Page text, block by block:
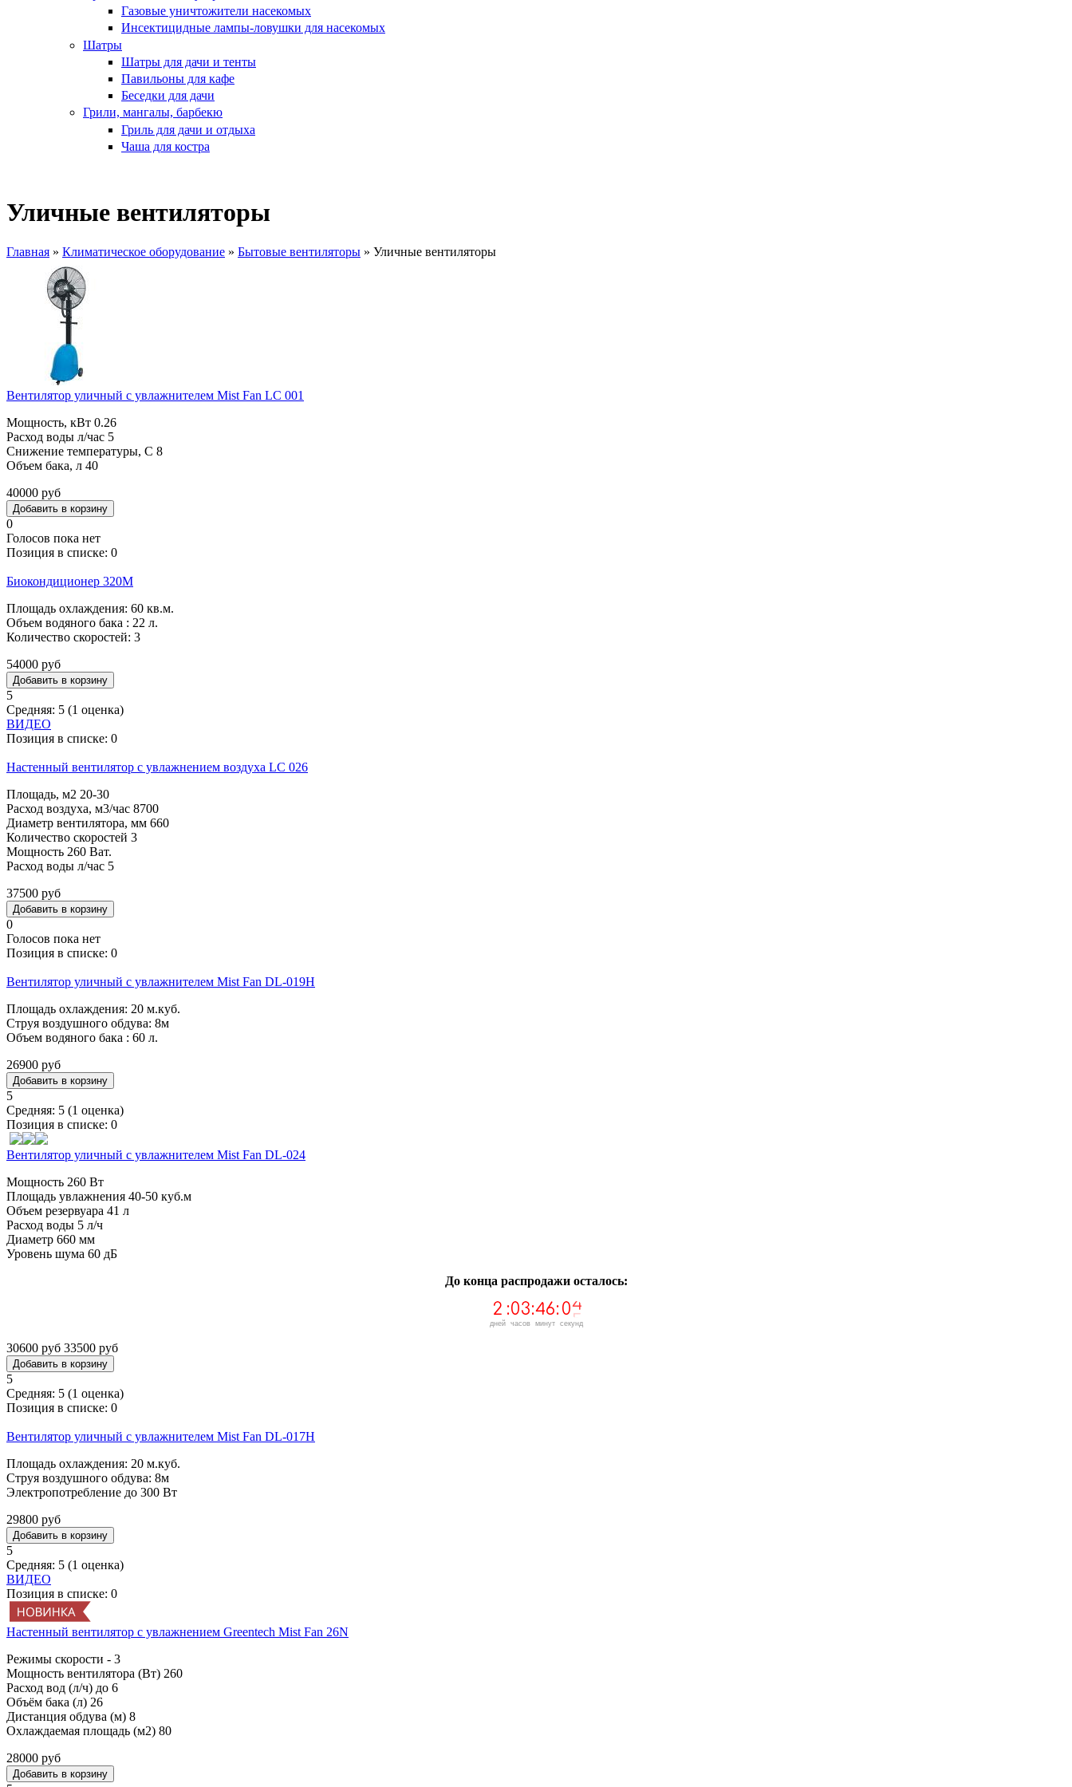
Газовые уничтожители насекомых
Инсектицидные лампы-ловушки для насекомых
Шатры
Шатры для дачи и тенты
Павильоны для кафе
Беседки для дачи
Грили, мангалы, барбекю
Гриль для дачи и отдыха
Чаша для костра
Уличные вентиляторы
Вы здесь
Главная » Климатическое оборудование » Бытовые вентиляторы » Уличные вентиляторы
Вентилятор уличный с увлажнителем Mist Fan LC 001
Мощность, кВт 0.26
Расход воды л/час 5
Снижение температуры, С 8
Объем бака, л 40
40000 руб
0
Голосов пока нет
Позиция в списке: 0
Биокондиционер 320М
Площадь охлаждения: 60 кв.м.
Объем водяного бака : 22 л.
Количество скоростей: 3
54000 руб
5
Средняя: 5 (1 оценка)
ВИДЕО
Позиция в списке: 0
Настенный вентилятор с увлажнением воздуха LC 026
Площадь, м2 20-30
Расход воздуха, м3/час 8700
Диаметр вентилятора, мм 660
Количество скоростей 3
Мощность 260 Ват.
Расход воды л/час 5
37500 руб
0
Голосов пока нет
Позиция в списке: 0
Вентилятор уличный с увлажнителем Mist Fan DL-019Н
Площадь охлаждения: 20 м.куб.
Струя воздушного обдува: 8м
Объем водяного бака : 60 л.
26900 руб
5
Средняя: 5 (1 оценка)
Позиция в списке: 0
Вентилятор уличный с увлажнителем Mist Fan DL-024
Мощность 260 Вт
Площадь увлажнения 40-50 куб.м
Объем резервуара 41 л
Расход воды 5 л/ч
Диаметр 660 мм
Уровень шума 60 дБ
До конца распродажи осталось:
2
дней
:03
часов
:46
минут
:04
3
секунд
30600 руб 33500 руб
5
Средняя: 5 (1 оценка)
Позиция в списке: 0
Вентилятор уличный с увлажнителем Mist Fan DL-017Н
Площадь охлаждения: 20 м.куб.
Струя воздушного обдува: 8м
Электропотребление до 300 Вт
29800 руб
5
Средняя: 5 (1 оценка)
ВИДЕО
Позиция в списке: 0
Настенный вентилятор с увлажнением Greentech Mist Fan 26N
Режимы скорости - 3
Мощность вентилятора (Вт) 260
Расход вод (л/ч) до 6
Объём бака (л) 26
Дистанция обдува (м) 8
Охлаждаемая площадь (м2) 80
28000 руб